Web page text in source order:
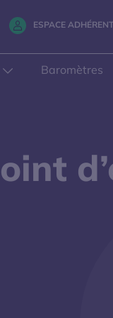
FENÊTREESPACE ADHÉRENT
Baromètres